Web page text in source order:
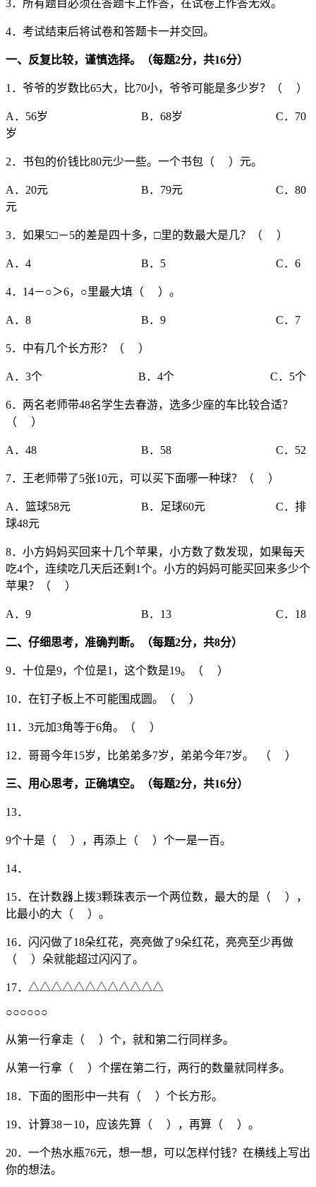
3．所有题目必须在答题卡上作答，在试卷上作答无效。
4．考试结束后将试卷和答题卡一并交回。
一、反复比较，谨慎选择。（每题2分，共16分）
1．爷爷的岁数比65大，比70小，爷爷可能是多少岁？（ ）
A．56岁 B．68岁 C．70
岁
2．书包的价钱比80元少一些。一个书包（ ）元。
A．20元 B．79元 C．80
元
3．如果5□－5的差是四十多，□里的数最大是几？（ ）
A．4 B．5 C．6
4．14－○＞6，○里最大填（ ）。
A．8 B．9 C．7
5．中有几个长方形？（ ）
A．3个 B．4个 C．5个
6．两名老师带48名学生去春游，选多少座的车比较合适？
（ ）
A．48 B．58 C．52
7．王老师带了5张10元，可以买下面哪一种球？（ ）
A．篮球58元 B．足球60元 C．排
球48元
8．小方妈妈买回来十几个苹果，小方数了数发现，如果每天
吃4个，连续吃几天后还剩1个。小方的妈妈可能买回来多少个
苹果？（ ）
A．9 B．13 C．18
二、仔细思考，准确判断。（每题2分，共8分）
9．十位是9，个位是1，这个数是19。（ ）
10．在钉子板上不可能围成圆。（ ）
11．3元加3角等于6角。（ ）
12．哥哥今年15岁，比弟弟多7岁，弟弟今年7岁。 （ ）
三、用心思考，正确填空。（每题2分，共16分）
13．
9个十是（ ），再添上（ ）个一是一百。
14．
15．在计数器上拨3颗珠表示一个两位数，最大的是（ ），
比最小的大（ ）。
16．闪闪做了18朵红花，亮亮做了9朵红花，亮亮至少再做
（ ）朵就能超过闪闪了。
17．△△△△△△△△△△△△
○○○○○○
从第一行拿走（ ）个，就和第二行同样多。
从第一行拿（ ）个摆在第二行，两行的数量就同样多。
18．下面的图形中一共有（ ）个长方形。
19．计算38－10，应该先算（ ），再算（ ）。
20．一个热水瓶76元，想一想，可以怎样付钱？在横线上写出
你的想法。